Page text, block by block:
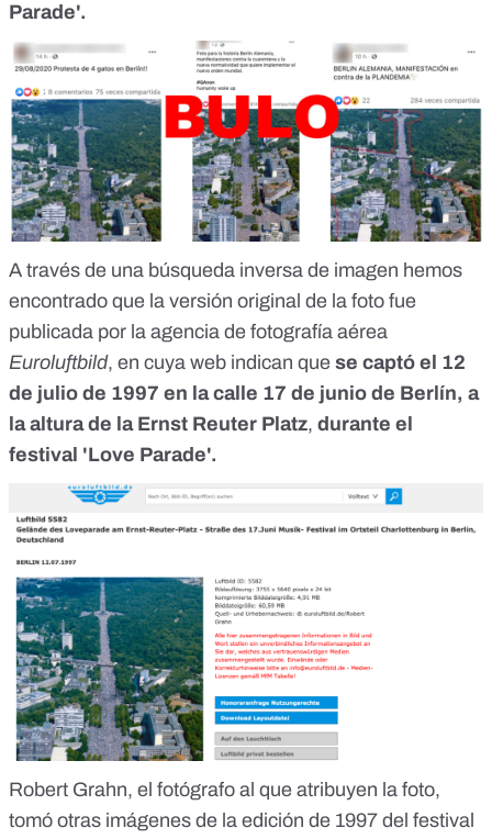
Parade'.
A través de una búsqueda inversa de imagen hemos
encontrado que la versión original de la foto fue
publicada por la agencia de fotografía aérea
Euroluftbild, en cuya web indican que se captó el 12
de julio de 1997 en la calle 17 de junio de Berlín, a
la altura de la Ernst Reuter Platz, durante el
festival 'Love Parade'.
Robert Grahn, el fotógrafo al que atribuyen la foto,
tomó otras imágenes de la edición de 1997 del festival